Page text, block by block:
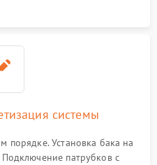
системы
порядке. Установка бака на
патрубков с